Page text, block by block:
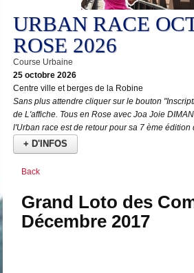
URBAN RACE
ROSE 2026
Course Urbaine
25 octobre 2026
Centre ville et berges de la Robine
Sans plus attendre cliquer sur le bouton
de L'affiche. Tous en Rose avec Joa Joie
l'Urban race est de retour pour sa 7 ème édition
+ D'INFOS
Back
Grand Loto des
Décembre 2017